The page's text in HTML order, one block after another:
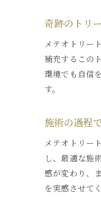
奇跡のトリ
メテオトリー
補充するこの
環境でも自信
す。
施術の過程
メテオトリー
し、最適な施
感が変わり、
を実感させて